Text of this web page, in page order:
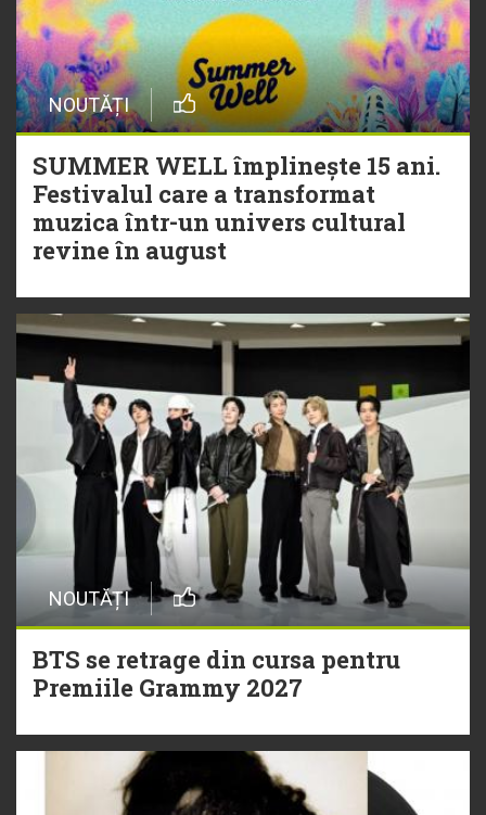
NOUTĂȚI
SUMMER WELL împlinește 15 ani.
Festivalul care a transformat
muzica într-un univers cultural
revine în august
NOUTĂȚI
BTS se retrage din cursa pentru
Premiile Grammy 2027